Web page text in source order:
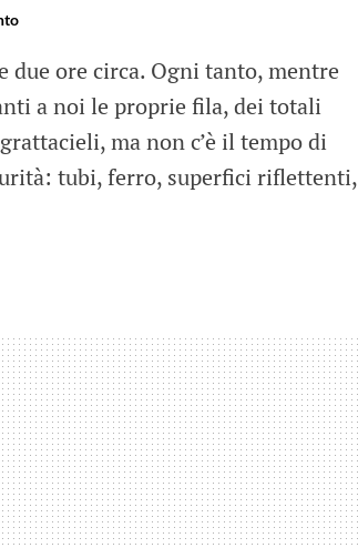
due ore circa. Ogni tanto, mentre
a noi le proprie fila, dei totali
ma non c’è il tempo di
tubi, ferro, superfici riflettenti,